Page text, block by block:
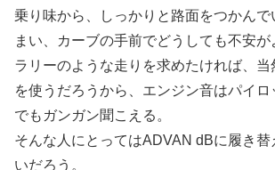
乗り味から、しっかりと路面をつかんで
まい、カーブの手前でどうしても不安が
ラリーのような走りを求めたければ、当
を使うだろうから、エンジン音はパイ
でもガンガン聞こえる。
そんな人にとってはADVAN dBに履き替
いだろう。